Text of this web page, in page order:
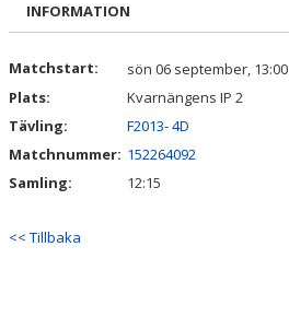
DOKUMENT
KONTAKT
INFORMATION
Matchstart:
sön 06 september, 13:00
Plats:
Kvarnängens IP 2
Tävling:
F2013- 4D
Matchnummer: 152264092
Samling:
12:15
<< Tillbaka